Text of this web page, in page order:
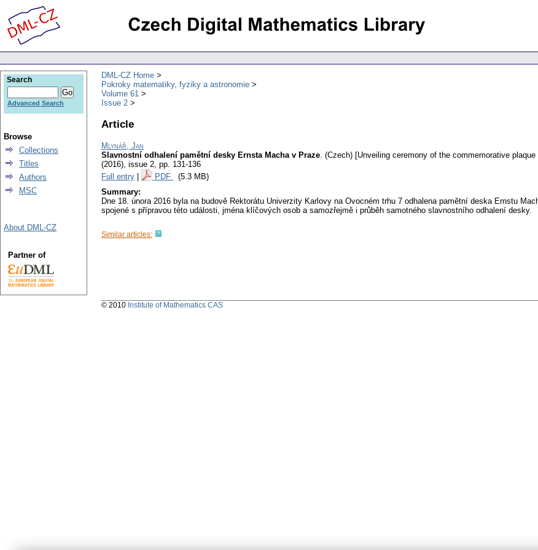
DML-CZ Home
Pokroky matematiky, fyziky a astronomie
Volume 61
Issue 2
Article
Mlynář, Jan
Slavnostní odhalení pamětní desky Ernsta Macha v Praze. (Czech) [Unveiling ceremony of the commemorative
(2016), issue 2, pp. 131-136
Full entry
PDF (5.3 MB)
Summary:
Dne 18. února 2016 byla na budově Rektorátu Univerzity Karlovy na Ovocném trhu 7 odhalena pamětní deska Ernstu
spojené s přípravou této události, jména klíčových osob a samozřejmě i průběh samotného slavnostního odhalení desky.
Similar articles:
Search
Advanced Search
Browse
Collections
Titles
Authors
MSC
About DML-CZ
Partner of
© 2010 Institute of Mathematics CAS